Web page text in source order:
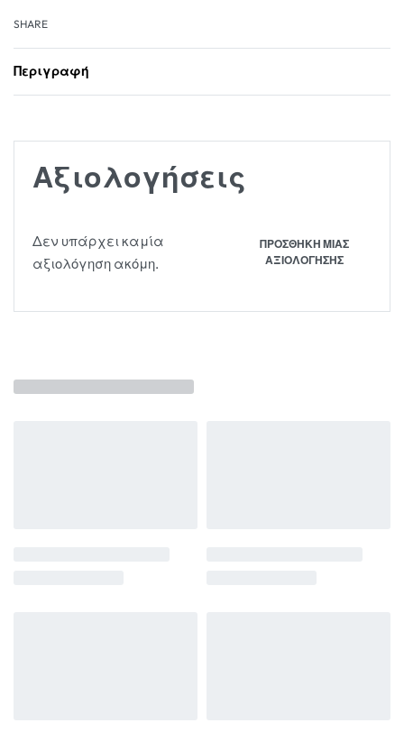
SHARE
Περιγραφή
Αξιολογήσεις
Δεν υπάρχει καμία
αξιολόγηση ακόμη.
ΠΡΟΣΘΉΚΗ ΜΊΑΣ
ΑΞΙΟΛΌΓΗΣΗΣ